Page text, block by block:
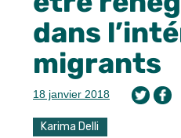
dans
migrants
18 janvier 2018
Karima Delli